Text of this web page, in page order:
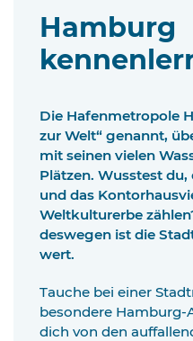
Hamburg
Die Hafenmetropole
zur Welt“ genannt,
mit seinen vielen
Plätzen. Wusstest
und das
Weltkulturerbe
deswegen ist die
wert.
Tauche bei einer
besondere Hamburg-
dich von den